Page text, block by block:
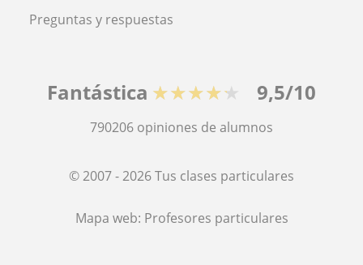
Preguntas y respuestas
Fantástica ★★★★★ 9,5/10
790206 opiniones de alumnos
© 2007 - 2026 Tus clases particulares
Mapa web: Profesores particulares